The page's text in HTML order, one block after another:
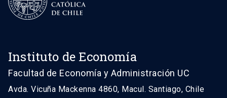
Instituto de Economía
Facultad de Economía y Administración UC
Avda. Vicuña Mackenna 4860, Macul. Santiago, Chile